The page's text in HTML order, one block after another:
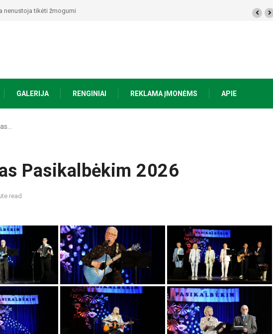
išviliojo 3350 eurų, Prienuose – policijos gaudynės, Varėnos rajone rasti du mirę žmonės
GALERIJA RENGINIAI REKLAMA ĮMONĖMS APIE
Pasikalbėkim 2026
read